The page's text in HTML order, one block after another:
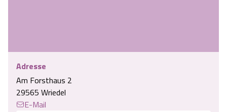
Adresse
Am Forsthaus 2
29565 Wriedel
E-Mail